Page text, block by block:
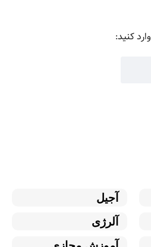
کنید:
آجیل
آلرژی